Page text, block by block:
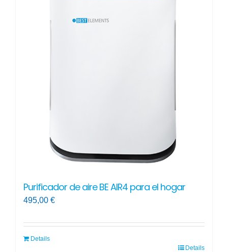
Purificador de aire BE AIR4 para el hogar
495,00 €
Details
Details